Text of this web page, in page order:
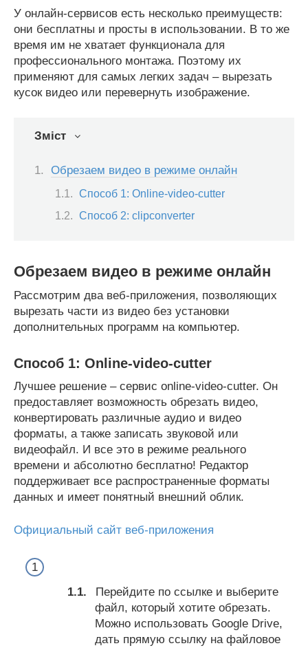
У онлайн-сервисов есть несколько преимуществ:
они бесплатны и просты в использовании. В то же
время им не хватает функционала для
профессионального монтажа. Поэтому их
применяют для самых легких задач – вырезать
кусок видео или перевернуть изображение.
Зміст
Обрезаем видео в режиме онлайн
Способ 1: Online-video-cutter
Способ 2: clipconverter
Обрезаем видео в режиме онлайн
Рассмотрим два веб-приложения, позволяющих
вырезать части из видео без установки
дополнительных программ на компьютер.
Способ 1: Online-video-cutter
Лучшее решение – сервис online-video-cutter. Он
предоставляет возможность обрезать видео,
конвертировать различные аудио и видео
форматы, а также записать звуковой или
видеофайл. И все это в режиме реального
времени и абсолютно бесплатно! Редактор
поддерживает все распространенные форматы
данных и имеет понятный внешний облик.
Официальный сайт веб-приложения
Перейдите по ссылке и выберите
файл, который хотите обрезать.
Можно использовать Google Drive,
дать прямую ссылку на файловое